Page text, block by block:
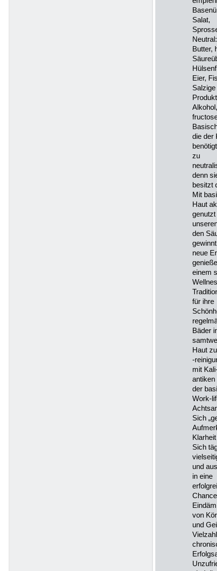
Salat,
Butter,
Eier,
Salzige
Alkohol,
die der
zu
denn
besitzt
Mit
Haut
den
neue
einem
für ihre
Bäder
Haut
-
mit
antiken
der
Work-
Sich
Sich
und
in eine
von
und